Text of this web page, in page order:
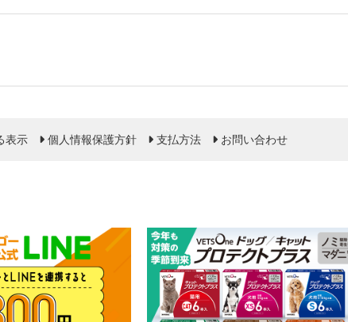
表示 個人情報保護方針 支払方法 お問い合わせ